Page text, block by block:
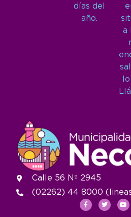
días del
año.
a
Calle 56 Nº 2945
(02262) 44 8000